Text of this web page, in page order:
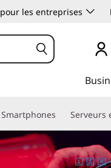
pour les entreprises
Smartphones Serveurs